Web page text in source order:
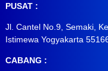
PUSAT :
Jl. Cantel No.9, Semaki,
Istimewa Yogyakarta
CABANG :